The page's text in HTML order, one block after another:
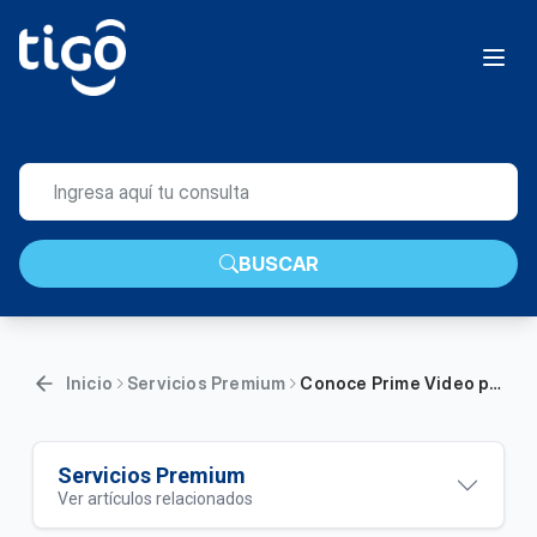
BUSCAR
Inicio Servicios Premium Conoce Prime Video para Hogares | Hogar
Servicios Premium
Ver artículos relacionados